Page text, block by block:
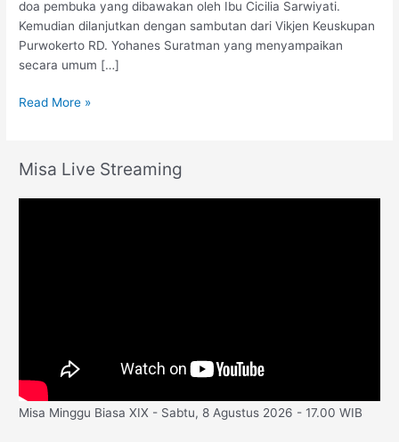
doa pembuka yang dibawakan oleh Ibu Cicilia Sarwiyati.
Kemudian dilanjutkan dengan sambutan dari Vikjen Keuskupan
Purwokerto RD. Yohanes Suratman yang menyampaikan
secara umum […]
Read More »
Misa Live Streaming
Misa Minggu Biasa XIX - Sabtu, 8 Agustus 2026 - 17.00 WIB